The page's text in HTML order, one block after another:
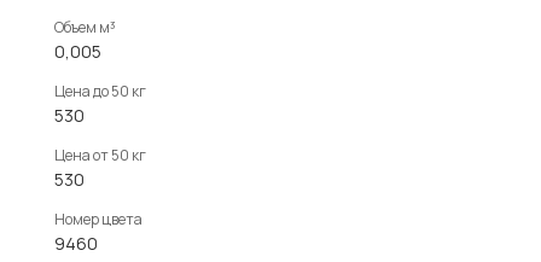
Объем м³
0,005
Цена до 50 кг
530
Цена от 50 кг
530
Номер цвета
9460